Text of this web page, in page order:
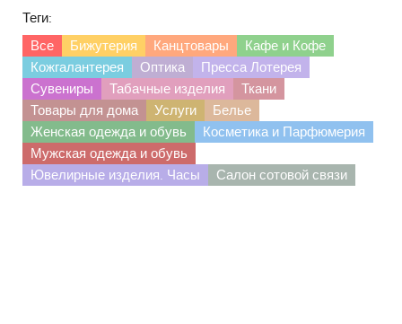
Теги:
Все
Бижутерия Канцтовары
Кафе и Кофе
Кожгалантерея
Оптика
Пресса Лотерея
Сувениры
Табачные изделия
Ткани
Товары для дома
Услуги
Белье
Женская одежда и обувь
Косметика и Парфюмерия
Мужская одежда и обувь
Ювелирные изделия. Часы
Салон сотовой связи